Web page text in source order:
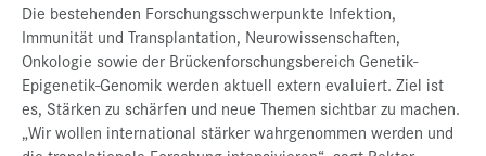
Die bestehenden Forschungsschwerpunkte Infektion,
Immunität und Transplantation, Neurowissenschaften,
Onkologie sowie der Brückenforschungsbereich Genetik-
Epigenetik-Genomik werden aktuell extern evaluiert. Ziel ist
es, Stärken zu schärfen und neue Themen sichtbar zu machen.
„Wir wollen international stärker wahrgenommen werden und